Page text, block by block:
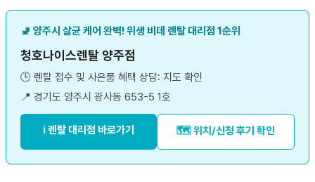
🚽 양주시 살균 케어 완벽! 위생 비데 렌탈 대리점 1순위
청호나이스렌탈 양주점
🕒 렌탈 접수 및 사은품 혜택 상담: 지도 확인
📍 경기도 양주시 광사동 653-5 1호
ℹ️ 렌탈 대리점 바로가기 🗺️ 위치/신청 후기 확인